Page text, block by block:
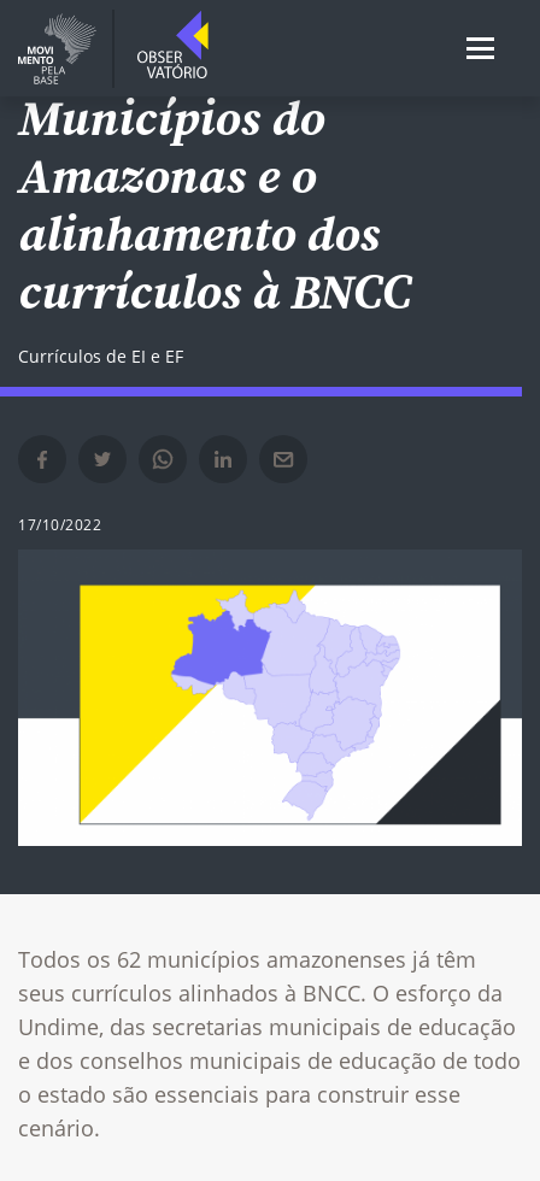
REDES DE EI E EF
Municípios do
Amazonas e o
alinhamento dos
currículos à BNCC
Currículos de EI e EF
Compartilhar no Facebook em nova janela
Compartilhar no Twitter em nova janela
Compartilhar no Whatsapp em nova janela
Compartilhar no Linkedin em nova janela
Compartilhar por e-mail em nova janela
17/10/2022
Todos os 62 municípios amazonenses já têm
seus currículos alinhados à BNCC. O esforço da
Undime, das secretarias municipais de educação
e dos conselhos municipais de educação de todo
o estado são essenciais para construir esse
cenário.